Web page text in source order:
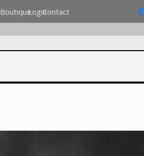
BoutiqueLoginContact